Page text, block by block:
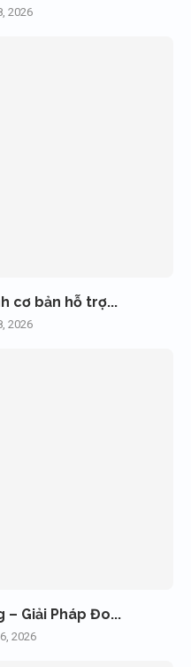
2026
cơ bản hỗ trợ...
2026
– Giải Pháp Đo...
2026